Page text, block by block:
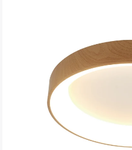
afbeeldingen-